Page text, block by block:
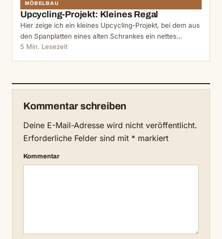
MÖBELBAU
Upcycling-Projekt: Kleines Regal
Hier zeige ich ein kleines Upcycling-Projekt, bei dem aus
den Spanplatten eines alten Schrankes ein nettes…
5 Min. Lesezeit
Kommentar schreiben
Deine E-Mail-Adresse wird nicht veröffentlicht.
Erforderliche Felder sind mit * markiert
Kommentar